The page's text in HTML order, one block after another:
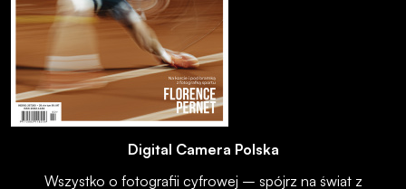
Digital Camera Polska
Wszystko o fotografii cyfrowej – spójrz na świat z